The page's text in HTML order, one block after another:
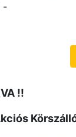
-
!!